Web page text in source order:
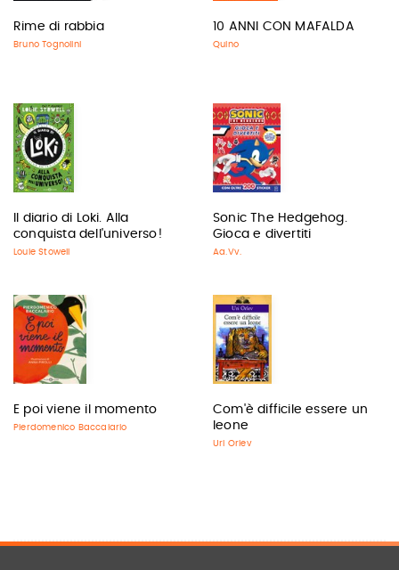
Rime di rabbia
Bruno Tognolini
10 ANNI CON MAFALDA
Quino
Il diario di Loki. Alla
conquista dell'universo!
Louie Stowell
Sonic The Hedgehog.
Gioca e divertiti
Aa.Vv.
E poi viene il momento
Pierdomenico Baccalario
Com'è difficile essere un
leone
Uri Orlev